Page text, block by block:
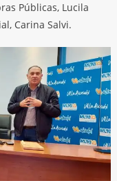
Públicas, Lucila
Carina Salvi.